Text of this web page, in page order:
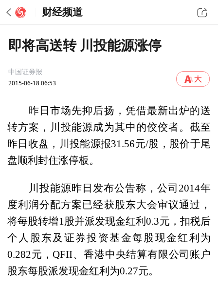
财经频道
即将高送转 川投能源涨停
中国证券报
2015-06-18 06:53
昨日市场先抑后扬，凭借最新出炉的送
转方案，川投能源成为其中的佼佼者。截至
昨日收盘，川投能源报31.56元/股，股价于尾
盘顺利封住涨停板。
川投能源昨日发布公告称，公司2014年
度利润分配方案已经获股东大会审议通过，
将每股转增1股并派发现金红利0.3元，扣税后
个人股东及证券投资基金每股现金红利为
0.282元，QFII、香港中央结算有限公司账户
股东每股派发现金红利为0.27元。